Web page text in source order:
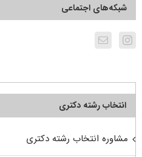
شبکه‌های اجتماعی
انتخاب رشته دکتری
مشاوره انتخاب رشته دکتری